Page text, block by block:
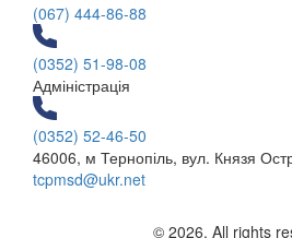
(067) 444-86-88
(0352) 51-98-08
Адміністрація
(0352) 52-46-50
46006, м Тернопіль, вул. Князя
tcpmsd@ukr.net
© 2026. All rights